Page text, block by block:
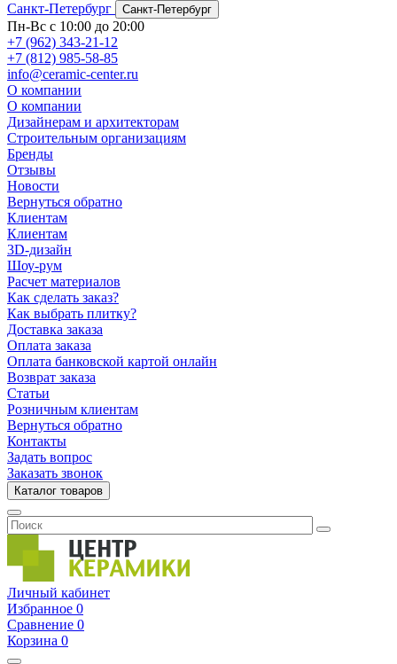
Санкт-Петербург
Санкт-Петербург
Пн-Вс с 10:00 до 20:00
+7 (962) 343-21-12
+7 (812) 985-58-85
info@ceramic-center.ru
О компании
О компании
Дизайнерам и архитекторам
Строительным организациям
Бренды
Отзывы
Новости
Вернуться обратно
Клиентам
Клиентам
3D-дизайн
Шоу-рум
Расчет материалов
Как сделать заказ?
Как выбрать плитку?
Доставка заказа
Оплата заказа
Оплата банковской картой онлайн
Возврат заказа
Статьи
Розничным клиентам
Вернуться обратно
Контакты
Задать вопрос
Заказать звонок
Каталог товаров
Личный кабинет
Избранное 0
Сравнение 0
Корзина 0